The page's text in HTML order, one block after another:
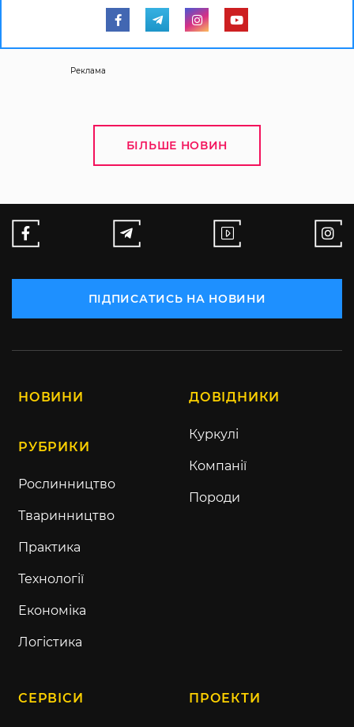
Реклама
БІЛЬШЕ НОВИН
ПІДПИСАТИСЬ НА НОВИНИ
НОВИНИ
РУБРИКИ
Рослинництво
Тваринництво
Практика
Технології
Економіка
Логістика
ДОВІДНИКИ
Куркулі
Компанії
Породи
СЕРВІСИ ПРОЕКТИ